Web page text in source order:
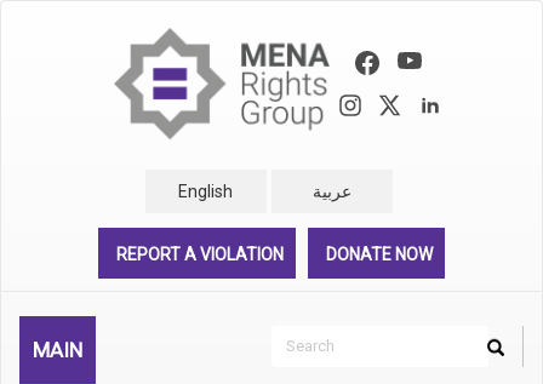
English عربية
REPORT A VIOLATION DONATE NOW
MAIN
Search
Search